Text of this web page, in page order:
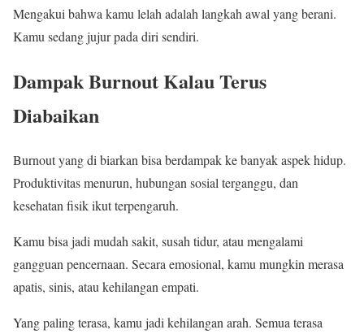
Mengakui bahwa kamu lelah adalah langkah awal yang berani.
Kamu sedang jujur pada diri sendiri.
Dampak Burnout Kalau Terus
Diabaikan
Burnout yang di biarkan bisa berdampak ke banyak aspek hidup.
Produktivitas menurun, hubungan sosial terganggu, dan
kesehatan fisik ikut terpengaruh.
Kamu bisa jadi mudah sakit, susah tidur, atau mengalami
gangguan pencernaan. Secara emosional, kamu mungkin merasa
apatis, sinis, atau kehilangan empati.
Yang paling terasa, kamu jadi kehilangan arah. Semua terasa